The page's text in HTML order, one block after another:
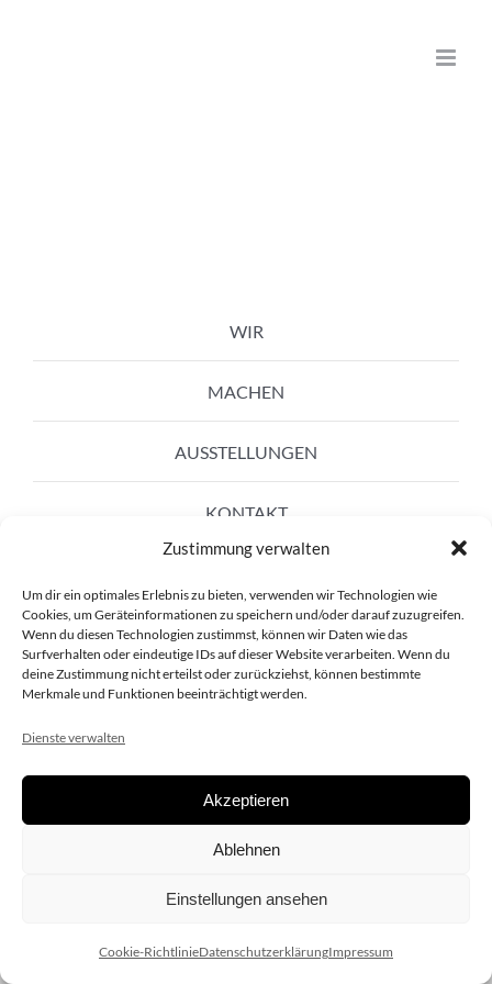
Zustimmung verwalten
Um dir ein optimales Erlebnis zu bieten, verwenden wir Technologien wie
Cookies, um Geräteinformationen zu speichern und/oder darauf zuzugreifen.
Wenn du diesen Technologien zustimmst, können wir Daten wie das
Surfverhalten oder eindeutige IDs auf dieser Website verarbeiten. Wenn du
deine Zustimmung nicht erteilst oder zurückziehst, können bestimmte
Merkmale und Funktionen beeinträchtigt werden.
Dienste verwalten
Akzeptieren
Ablehnen
Einstellungen ansehen
Cookie-RichtlinieDatenschutzerklärungImpressum
WIR
MACHEN
AUSSTELLUNGEN
KONTAKT
Copyright 2020 dieSCHAUsteller.at |Datenschützerklärung|
| Design:www.ARGEntur.at